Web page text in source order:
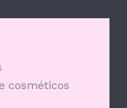
cosméticos